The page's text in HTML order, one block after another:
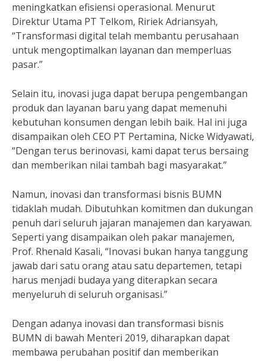
meningkatkan efisiensi operasional. Menurut
Direktur Utama PT Telkom, Ririek Adriansyah,
“Transformasi digital telah membantu perusahaan
untuk mengoptimalkan layanan dan memperluas
pasar.”
Selain itu, inovasi juga dapat berupa pengembangan
produk dan layanan baru yang dapat memenuhi
kebutuhan konsumen dengan lebih baik. Hal ini juga
disampaikan oleh CEO PT Pertamina, Nicke Widyawati,
“Dengan terus berinovasi, kami dapat terus bersaing
dan memberikan nilai tambah bagi masyarakat.”
Namun, inovasi dan transformasi bisnis BUMN
tidaklah mudah. Dibutuhkan komitmen dan dukungan
penuh dari seluruh jajaran manajemen dan karyawan.
Seperti yang disampaikan oleh pakar manajemen,
Prof. Rhenald Kasali, “Inovasi bukan hanya tanggung
jawab dari satu orang atau satu departemen, tetapi
harus menjadi budaya yang diterapkan secara
menyeluruh di seluruh organisasi.”
Dengan adanya inovasi dan transformasi bisnis
BUMN di bawah Menteri 2019, diharapkan dapat
membawa perubahan positif dan memberikan